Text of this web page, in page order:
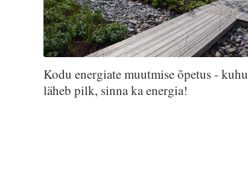
Kodu energiate muutmise õpetus - kuhu
läheb pilk, sinna ka energia!